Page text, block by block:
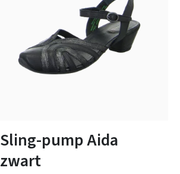
Sling-pump Aida
zwart